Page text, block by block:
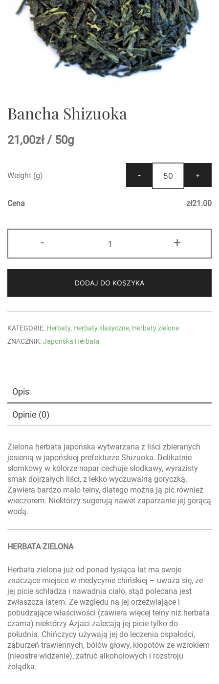
Bancha Shizuoka
21,00zł/ 50g
Weight (g)
Cena zł21.00
-
Bancha
Shizuoka
+
DODAJ DO KOSZYKA
KATEGORIE: Herbaty, Herbaty klasyczne, Herbaty zielone
ZNACZNIK:Japońska Herbata
Opis
Opinie (0)
Zielona herbata japońska wytwarzana z liści zbieranych
jesienią w japońskiej prefekturze Shizuoka. Delikatnie
słomkowy w kolorze napar cechuje słodkawy, wyrazisty
smak dojrzałych liści, z lekko wyczuwalną goryczką.
Zawiera bardzo mało teiny, dlatego można ją pić również
wieczorem. Niektórzy sugerują nawet zaparzanie jej gorącą
wodą.
HERBATA ZIELONA
Herbata zielona już od ponad tysiąca lat ma swoje
znaczące miejsce w medycynie chińskiej – uważa się, że
jej picie schładza i nawadnia ciało, stąd polecana jest
zwłaszcza latem. Ze względu na jej orzeźwiające i
pobudzające właściwości (zawiera więcej teiny niż herbata
czarna) niektórzy Azjaci zalecają jej picie tylko do
południa. Chińczycy używają jej do leczenia ospałości,
zaburzeń trawiennych, bólów głowy, kłopotów ze wzrokiem
(nieostre widzenie), zatruć alkoholowych i rozstroju
żołądka.